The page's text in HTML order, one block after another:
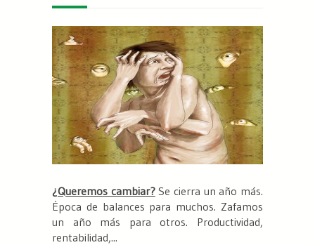
¿Queremos cambiar?Se cierra un año más.
Época de balances para muchos. Zafamos
un año más para otros. Productividad,
rentabilidad,...